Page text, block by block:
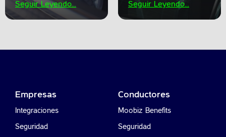
Seguir Leyendo...
Seguir Leyendo...
Empresas
Integraciones
Seguridad
Conductores
Moobiz Benefits
Seguridad